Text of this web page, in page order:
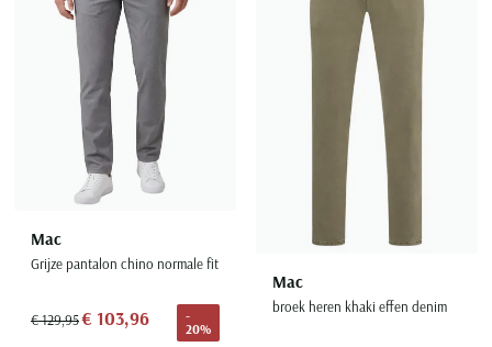
Mac
Grijze pantalon chino normale fit
€ 129,95€ 103,96
-
20%
Mac
broek heren khaki effen denim